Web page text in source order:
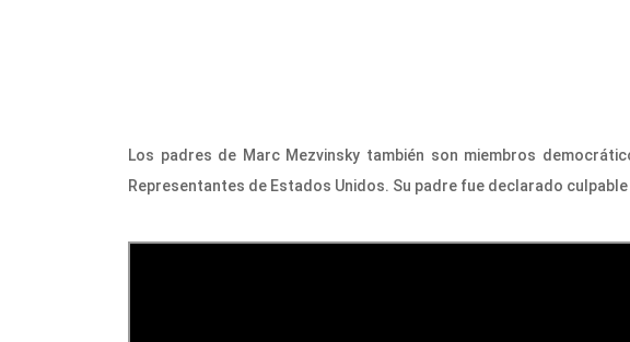
Los padres de Marc Mezvinsky también son miembros
Representantes de Estados Unidos. Su padre fue declarado